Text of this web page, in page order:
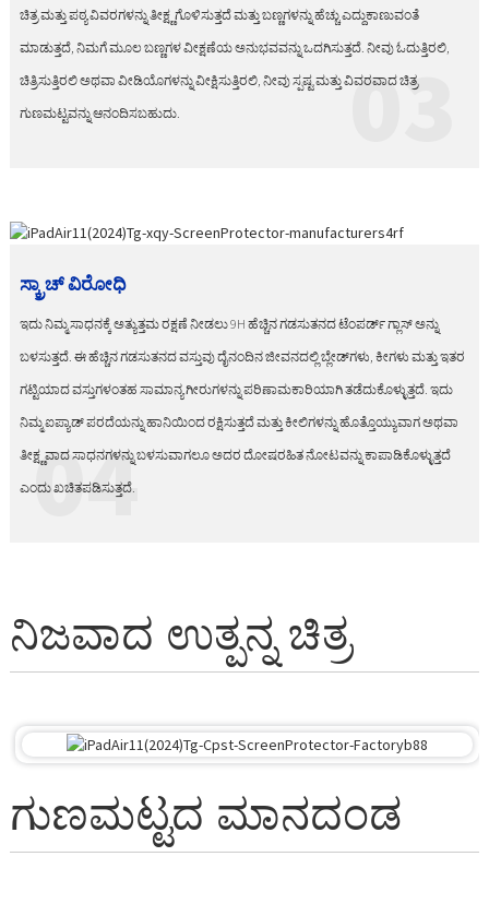
ಚಿತ್ರ ಮತ್ತು ಪಠ್ಯ ವಿವರಗಳನ್ನು ತೀಕ್ಷ್ಣಗೊಳಿಸುತ್ತದೆ ಮತ್ತು ಬಣ್ಣಗಳನ್ನು ಹೆಚ್ಚು ಎದ್ದುಕಾಣುವಂತೆ
ಮಾಡುತ್ತದೆ, ನಿಮಗೆ ಮೂಲ ಬಣ್ಣಗಳ ವೀಕ್ಷಣೆಯ ಅನುಭವವನ್ನು ಒದಗಿಸುತ್ತದೆ. ನೀವು ಓದುತ್ತಿರಲಿ,
ಚಿತ್ರಿಸುತ್ತಿರಲಿ ಅಥವಾ ವೀಡಿಯೊಗಳನ್ನು ವೀಕ್ಷಿಸುತ್ತಿರಲಿ, ನೀವು ಸ್ಪಷ್ಟ ಮತ್ತು ವಿವರವಾದ ಚಿತ್ರ
ಗುಣಮಟ್ಟವನ್ನು ಆನಂದಿಸಬಹುದು.
03
ಸ್ಕ್ರಾಚ್ ವಿರೋಧಿ
ಇದು ನಿಮ್ಮ ಸಾಧನಕ್ಕೆ ಅತ್ಯುತ್ತಮ ರಕ್ಷಣೆ ನೀಡಲು 9H ಹೆಚ್ಚಿನ ಗಡಸುತನದ ಟೆಂಪರ್ಡ್ ಗ್ಲಾಸ್ ಅನ್ನು
ಬಳಸುತ್ತದೆ. ಈ ಹೆಚ್ಚಿನ ಗಡಸುತನದ ವಸ್ತುವು ದೈನಂದಿನ ಜೀವನದಲ್ಲಿ ಬ್ಲೇಡ್‌ಗಳು, ಕೀಗಳು ಮತ್ತು ಇತರ
ಗಟ್ಟಿಯಾದ ವಸ್ತುಗಳಂತಹ ಸಾಮಾನ್ಯ ಗೀರುಗಳನ್ನು ಪರಿಣಾಮಕಾರಿಯಾಗಿ ತಡೆದುಕೊಳ್ಳುತ್ತದೆ. ಇದು
ನಿಮ್ಮ ಐಪ್ಯಾಡ್ ಪರದೆಯನ್ನು ಹಾನಿಯಿಂದ ರಕ್ಷಿಸುತ್ತದೆ ಮತ್ತು ಕೀಲಿಗಳನ್ನು ಹೊತ್ತೊಯ್ಯುವಾಗ ಅಥವಾ
ತೀಕ್ಷ್ಣವಾದ ಸಾಧನಗಳನ್ನು ಬಳಸುವಾಗಲೂ ಅದರ ದೋಷರಹಿತ ನೋಟವನ್ನು ಕಾಪಾಡಿಕೊಳ್ಳುತ್ತದೆ
ಎಂದು ಖಚಿತಪಡಿಸುತ್ತದೆ.
04
ನಿಜವಾದ ಉತ್ಪನ್ನ ಚಿತ್ರ
ಗುಣಮಟ್ಟದ ಮಾನದಂಡ